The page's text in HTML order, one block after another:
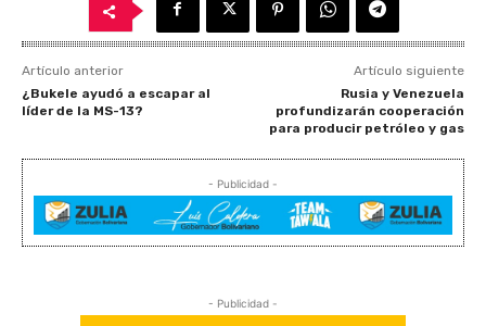
Artículo anterior
¿Bukele ayudó a escapar al
líder de la MS-13?
Artículo siguiente
Rusia y Venezuela
profundizarán cooperación
para producir petróleo y gas
- Publicidad -
- Publicidad -